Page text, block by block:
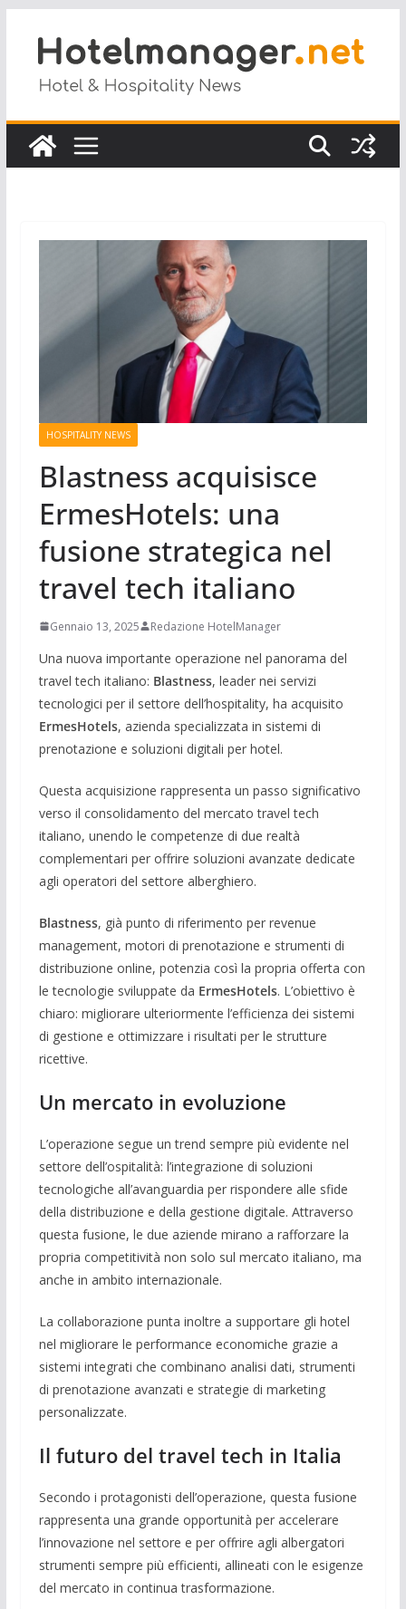
HOSPITALITY NEWS
Blastness acquisisce
ErmesHotels: una
fusione strategica nel
travel tech italiano
Gennaio 13, 2025 Redazione HotelManager
Una nuova importante operazione nel panorama del
travel tech italiano: Blastness, leader nei servizi
tecnologici per il settore dell’hospitality, ha acquisito
ErmesHotels, azienda specializzata in sistemi di
prenotazione e soluzioni digitali per hotel.
Questa acquisizione rappresenta un passo significativo
verso il consolidamento del mercato travel tech
italiano, unendo le competenze di due realtà
complementari per offrire soluzioni avanzate dedicate
agli operatori del settore alberghiero.
Blastness, già punto di riferimento per revenue
management, motori di prenotazione e strumenti di
distribuzione online, potenzia così la propria offerta con
le tecnologie sviluppate da ErmesHotels. L’obiettivo è
chiaro: migliorare ulteriormente l’efficienza dei sistemi
di gestione e ottimizzare i risultati per le strutture
ricettive.
Un mercato in evoluzione
L’operazione segue un trend sempre più evidente nel
settore dell’ospitalità: l’integrazione di soluzioni
tecnologiche all’avanguardia per rispondere alle sfide
della distribuzione e della gestione digitale. Attraverso
questa fusione, le due aziende mirano a rafforzare la
propria competitività non solo sul mercato italiano, ma
anche in ambito internazionale.
La collaborazione punta inoltre a supportare gli hotel
nel migliorare le performance economiche grazie a
sistemi integrati che combinano analisi dati, strumenti
di prenotazione avanzati e strategie di marketing
personalizzate.
Il futuro del travel tech in Italia
Secondo i protagonisti dell’operazione, questa fusione
rappresenta una grande opportunità per accelerare
l’innovazione nel settore e per offrire agli albergatori
strumenti sempre più efficienti, allineati con le esigenze
del mercato in continua trasformazione.